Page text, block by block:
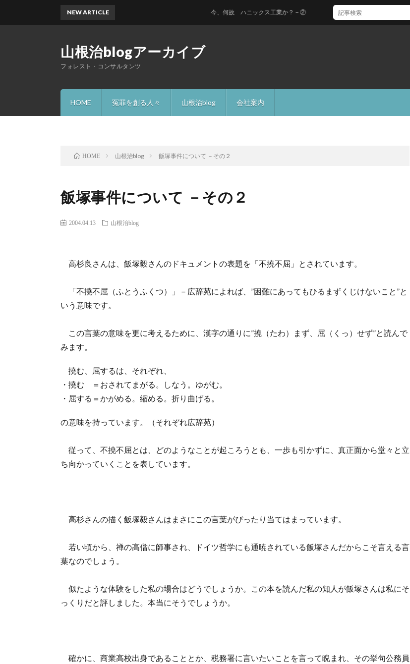
山根治blogアーカイブ
フォレスト・コンサルタンツ
HOME 冤罪を創る人々 山根治blog 会社案内
NEW ARTICLE 今、何故 ハニックス工業か？－②
HOME 山根治blog 飯塚事件について －その２
飯塚事件について －その２
2004.04.13 山根治blog
高杉良さんは、飯塚毅さんのドキュメントの表題を「不撓不屈」とされています。
「不撓不屈（ふとうふくつ）」－広辞苑によれば、”困難にあってもひるまずくじけないこと”と
いう意味です。
この言葉の意味を更に考えるために、漢字の通りに”撓（たわ）まず、屈（くっ）せず”と読んで
みます。
撓む、屈するは、それぞれ、
・撓む ＝おされてまがる。しなう。ゆがむ。
・屈する＝かがめる。縮める。折り曲げる。
の意味を持っています。（それぞれ広辞苑）
従って、不撓不屈とは、どのようなことが起ころうとも、一歩も引かずに、真正面から堂々と立
ち向かっていくことを表しています。
高杉さんの描く飯塚毅さんはまさにこの言葉がぴったり当てはまっています。
若い頃から、禅の高僧に師事され、ドイツ哲学にも通暁されている飯塚さんだからこそ言える言
葉なのでしょう。
似たような体験をした私の場合はどうでしょうか。この本を読んだ私の知人が飯塚さんは私にそ
っくりだと評しました。本当にそうでしょうか。
確かに、商業高校出身であることとか、税務署に言いたいことを言って睨まれ、その挙句公務員